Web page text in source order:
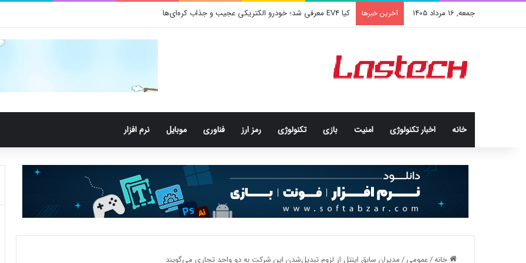
جمعه, 16 مرداد 1405 آخرین خبرها کشف جدید دانشمندان: برخی باکتری‌های دهان می‌توانند خطر ابتلا به آلزایمر را افزایش دهند
خانه اخبار تکنولوژی امنيت بازی تکنولوژی رمز ارز فناوری موبایل نرم افزار
خانه/عمومی/مدیران سابق اینتل از لزوم‌ تبدیل‌شدن این شرکت به دو واحد تجاری می‌گویند